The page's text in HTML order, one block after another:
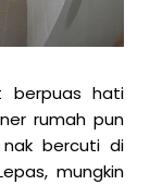
berpuas hati
rumah pun
bercuti di
mungkin